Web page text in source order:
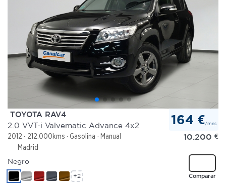
TOYOTA RAV4
2.0 VVT-i Valvematic Advance 4x2
2012 212.000kms Gasolina
Manual
Madrid
164 €/mes
10.200 €
Comparar
Negro
+2